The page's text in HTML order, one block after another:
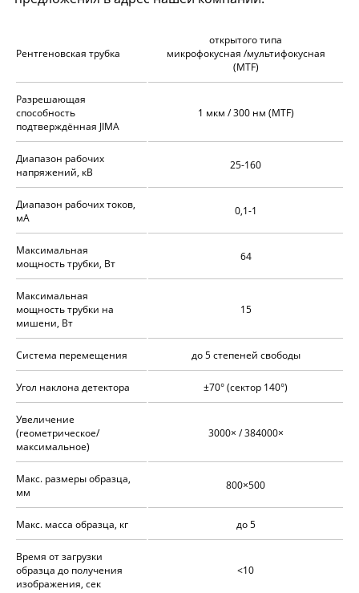
Рентгеновская трубка
открытого типа
микрофокусная /мультифокусная
(MTF)
Разрешающая
способность
подтверждённая JIMA
1 мкм / 300 нм (MTF)
Диапазон рабочих
напряжений, кВ
25-160
Диапазон рабочих токов,
мА
0,1-1
Максимальная
мощность трубки, Вт
64
Максимальная
мощность трубки на
мишени, Вт
15
Система перемещения до 5 степеней свободы
Угол наклона детектора ±70° (сектор 140°)
Увеличение
(геометрическое/
максимальное)
3000× / 384000×
Макс. размеры образца,
мм
800×500
Макс. масса образца, кг до 5
Время от загрузки
образца до получения
изображения, сек
<10